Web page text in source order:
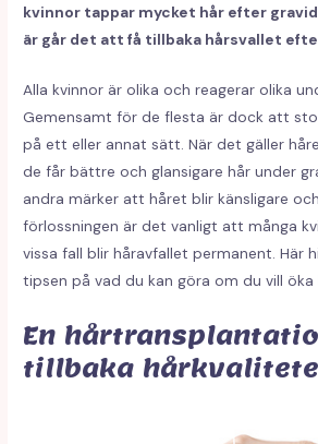
kvinnor tappar mycket hår efter
är går det att få tillbaka hårsvallet
Alla kvinnor är olika och reagerar olika
Gemensamt för de flesta är dock att
på ett eller annat sätt. När det gäller
de får bättre och glansigare hår under
andra märker att håret blir känsligare
förlossningen är det vanligt att många
vissa fall blir håravfallet permanent. Här
tipsen på vad du kan göra om du vill öka
En
tillbaka